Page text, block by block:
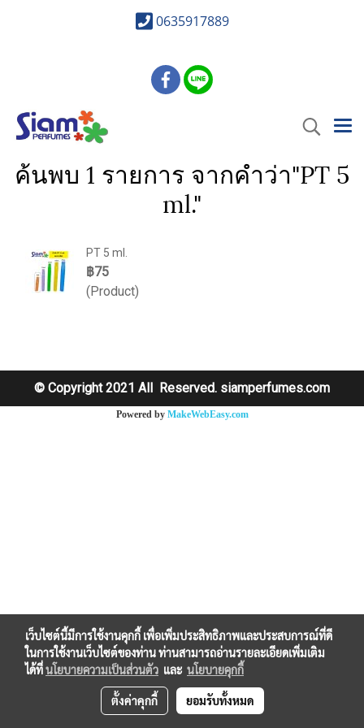
0635917889
ค้นพบ 1 รายการ จากคำว่า"PT 5
ml."
PT 5 ml.
฿75
(Product)
© Copyright 2021 All Reserved. siamperfumes.com
Powered by MakeWebEasy.com
เว็บไซต์นี้มีการใช้งานคุกกี้ เพื่อเพิ่มประสิทธิภาพและประสบการณ์ที่ดี
ในการใช้งานเว็บไซต์ของท่าน ท่านสามารถอ่านรายละเอียดเพิ่มเติม
ได้ที่นโยบายความเป็นส่วนตัว และ นโยบายคุกกี้
ตั้งค่าคุกกี้ ยอมรับทั้งหมด